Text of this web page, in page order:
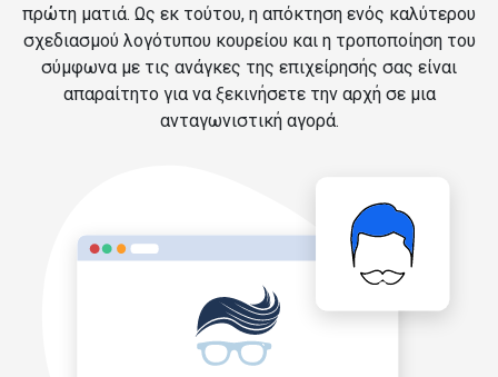
πρώτη ματιά. Ως εκ τούτου, η απόκτηση ενός καλύτερου
σχεδιασμού λογότυπου κουρείου και η τροποποίηση του
σύμφωνα με τις ανάγκες της επιχείρησής σας είναι
απαραίτητο για να ξεκινήσετε την αρχή σε μια
ανταγωνιστική αγορά.